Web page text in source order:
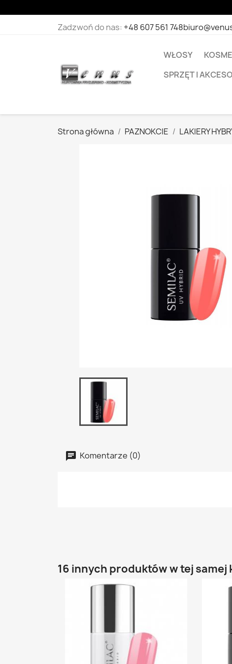
Zadzwoń do nas: +48 607 561 748
WŁOSY
SPRZĘT I
Strona główna PAZNOKCIE LAKIERY
Komentarze (0)
16 innych produktów w tej samej